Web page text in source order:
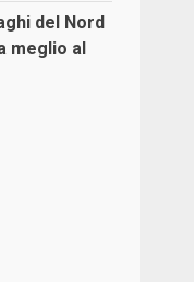
del Nord
meglio al